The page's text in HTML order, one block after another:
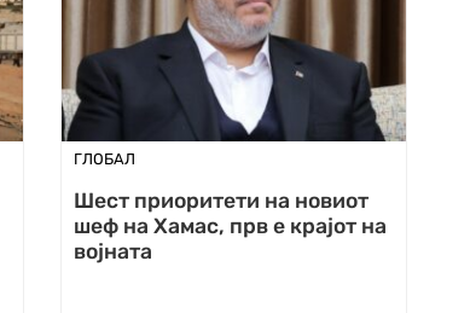
ГЛОБАЛ
Шест приоритети на новиот
шеф на Хамас, прв е крајот на
војната